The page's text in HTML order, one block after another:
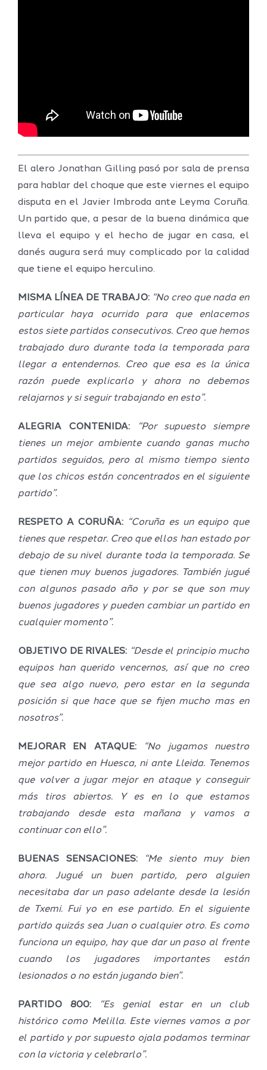
El alero Jonathan Gilling pasó por sala de prensa
para hablar del choque que este viernes el equipo
disputa en el Javier Imbroda ante Leyma Coruña.
Un partido que, a pesar de la buena dinámica que
lleva el equipo y el hecho de jugar en casa, el
danés augura será muy complicado por la calidad
que tiene el equipo herculino.
MISMA LÍNEA DE TRABAJO: “No creo que nada en
particular haya ocurrido para que enlacemos
estos siete partidos consecutivos. Creo que hemos
trabajado duro durante toda la temporada para
llegar a entendernos. Creo que esa es la única
razón puede explicarlo y ahora no debemos
relajarnos y si seguir trabajando en esto”.
ALEGRIA CONTENIDA:
“Por supuesto siempre
tienes un mejor ambiente cuando ganas mucho
partidos seguidos, pero al mismo tiempo siento
que los chicos están concentrados en el siguiente
partido”.
RESPETO A CORUÑA:
“Coruña es un equipo que
tienes que respetar. Creo que ellos han estado por
debajo de su nivel durante toda la temporada. Se
que tienen muy buenos jugadores. También jugué
con algunos pasado año y por se que son muy
buenos jugadores y pueden cambiar un partido en
cualquier momento”.
OBJETIVO DE RIVALES: “Desde el principio mucho
equipos han querido vencernos, así que no creo
que sea algo nuevo, pero estar en la segunda
posición si que hace que se fijen mucho mas en
nosotros”.
MEJORAR EN ATAQUE:
“No jugamos nuestro
mejor partido en Huesca, ni ante Lleida. Tenemos
que volver a jugar mejor en ataque y conseguir
más tiros abiertos. Y es en lo que estamos
trabajando desde esta mañana y vamos a
continuar con ello”.
BUENAS SENSACIONES:
“Me siento muy bien
ahora. Jugué un buen partido, pero alguien
necesitaba dar un paso adelante desde la lesión
de Txemi. Fui yo en ese partido. En el siguiente
partido quizás sea Juan o cualquier otro. Es como
funciona un equipo, hay que dar un paso al frente
cuando los jugadores importantes están
lesionados o no están jugando bien”.
PARTIDO 800:
“Es genial estar en un club
histórico como Melilla. Este viernes vamos a por
el partido y por supuesto ojala podamos terminar
con la victoria y celebrarlo”.